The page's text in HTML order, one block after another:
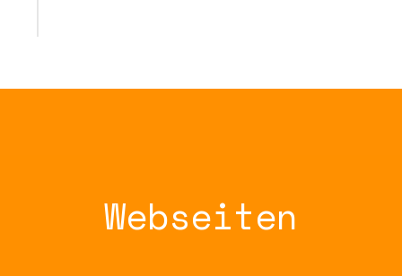
Webseiten